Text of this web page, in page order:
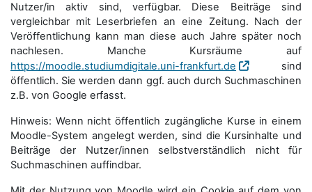
Nutzer/in aktiv sind, verfügbar. Diese Beiträge sind
vergleichbar mit Leserbriefen an eine Zeitung. Nach der
Veröffentlichung kann man diese auch Jahre später noch
nachlesen. Manche Kursräume auf
https://moodle.studiumdigitale.uni-frankfurt.de
sind
öffentlich. Sie werden dann ggf. auch durch Suchmaschinen
z.B. von Google erfasst.
Hinweis: Wenn nicht öffentlich zugängliche Kurse in einem
Moodle-System angelegt werden, sind die Kursinhalte und
Beiträge der Nutzer/innen selbstverständlich nicht für
Suchmaschi­nen auffindbar.